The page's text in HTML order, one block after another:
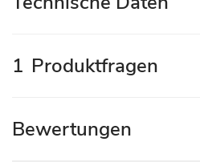
1 Produktfragen
Bewertungen